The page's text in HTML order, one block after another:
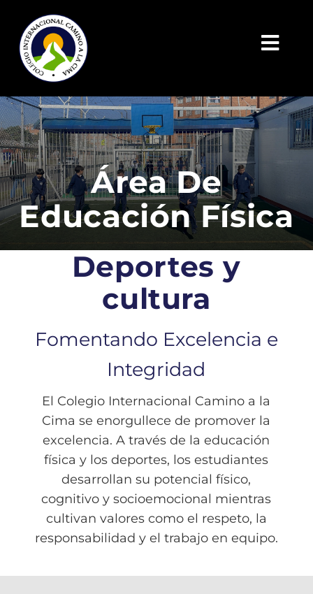
contenido
INICIO
ADMISIONES | CICC
PROGRAMAS INSTITUCIONALES
COLEGIO
CANALES
Área De
Educación Física
Deportes y
cultura
Fomentando Excelencia e
Integridad
El Colegio Internacional Camino a la
Cima se enorgullece de promover la
excelencia. A través de la educación
física y los deportes, los estudiantes
desarrollan su potencial físico,
cognitivo y socioemocional mientras
cultivan valores como el respeto, la
responsabilidad y el trabajo en equipo.